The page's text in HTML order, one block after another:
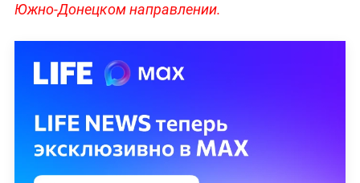
Южно-Донецком направлении.